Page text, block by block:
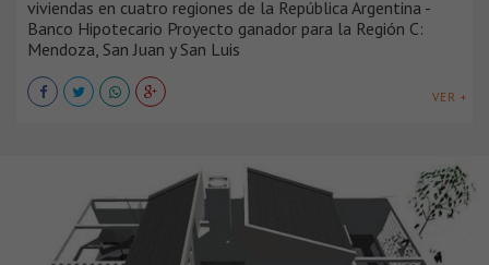
viviendas en cuatro regiones de la República Argentina -
Banco Hipotecario Proyecto ganador para la Región C:
Mendoza, San Juan y San Luis
VER +